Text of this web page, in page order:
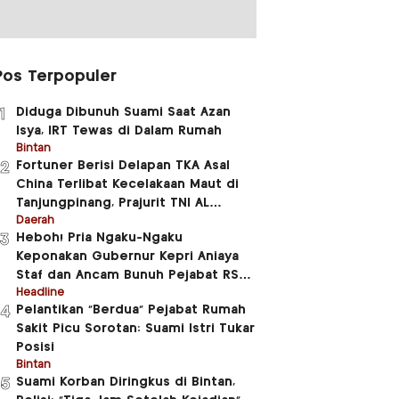
Terpopuler
Diduga Dibunuh Suami Saat Azan
Isya, IRT Tewas di Dalam Rumah
Bintan
Fortuner Berisi Delapan TKA Asal
China Terlibat Kecelakaan Maut di
Tanjungpinang, Prajurit TNI AL
Meninggal Dunia
Daerah
Heboh! Pria Ngaku-Ngaku
Keponakan Gubernur Kepri Aniaya
Staf dan Ancam Bunuh Pejabat RSUD
RAT
Headline
Pelantikan “Berdua” Pejabat Rumah
Sakit Picu Sorotan: Suami Istri Tukar
Posisi
Bintan
Suami Korban Diringkus di Bintan,